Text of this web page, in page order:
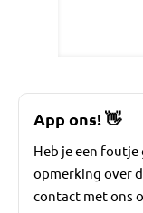
App ons!👋
Heb je een foutje
opmerking over
contact met ons